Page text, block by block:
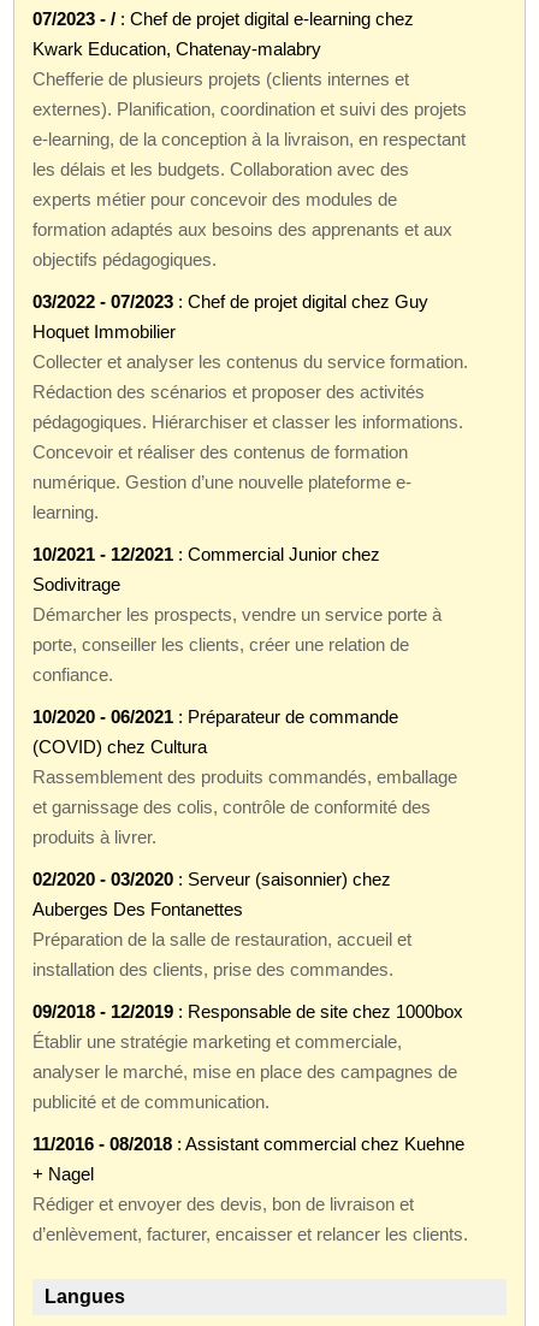
07/2023 - / : Chef de projet digital e-learning chez
Kwark Education, Chatenay-malabry
Chefferie de plusieurs projets (clients internes et
externes). Planification, coordination et suivi des projets
e-learning, de la conception à la livraison, en respectant
les délais et les budgets. Collaboration avec des
experts métier pour concevoir des modules de
formation adaptés aux besoins des apprenants et aux
objectifs pédagogiques.
03/2022 - 07/2023 : Chef de projet digital chez Guy
Hoquet Immobilier
Collecter et analyser les contenus du service formation.
Rédaction des scénarios et proposer des activités
pédagogiques. Hiérarchiser et classer les informations.
Concevoir et réaliser des contenus de formation
numérique. Gestion d’une nouvelle plateforme e-
learning.
10/2021 - 12/2021 : Commercial Junior chez
Sodivitrage
Démarcher les prospects, vendre un service porte à
porte, conseiller les clients, créer une relation de
confiance.
10/2020 - 06/2021 : Préparateur de commande
(COVID) chez Cultura
Rassemblement des produits commandés, emballage
et garnissage des colis, contrôle de conformité des
produits à livrer.
02/2020 - 03/2020 : Serveur (saisonnier) chez
Auberges Des Fontanettes
Préparation de la salle de restauration, accueil et
installation des clients, prise des commandes.
09/2018 - 12/2019 : Responsable de site chez 1000box
Établir une stratégie marketing et commerciale,
analyser le marché, mise en place des campagnes de
publicité et de communication.
11/2016 - 08/2018 : Assistant commercial chez Kuehne
+ Nagel
Rédiger et envoyer des devis, bon de livraison et
d’enlèvement, facturer, encaisser et relancer les clients.
Langues